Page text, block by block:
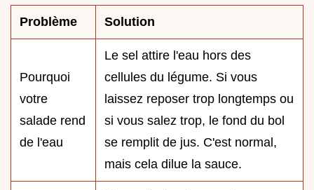
Problème Solution
Pourquoi
votre
salade rend
de l'eau
Le sel attire l'eau hors des
cellules du légume. Si vous
laissez reposer trop longtemps ou
si vous salez trop, le fond du bol
se remplit de jus. C'est normal,
mais cela dilue la sauce.